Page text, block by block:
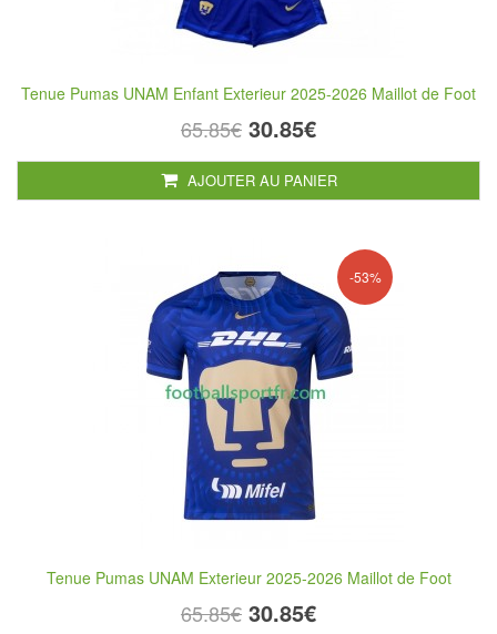
Tenue Pumas UNAM Enfant Exterieur 2025-2026 Maillot de Foot
65.85€ 30.85€
AJOUTER AU PANIER
-53%
Tenue Pumas UNAM Exterieur 2025-2026 Maillot de Foot
65.85€ 30.85€